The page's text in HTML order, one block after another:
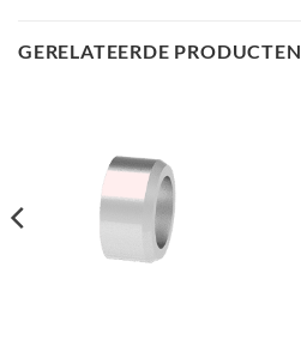
GERELATEERDE PRODUCTEN